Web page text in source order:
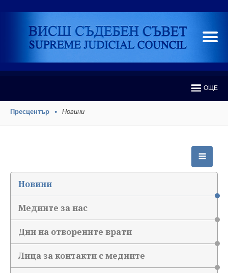
ОЩЕ
Пресцентър Новини
Новини
Медиите за нас
Дни на отворените врати
Лица за контакти с медиите